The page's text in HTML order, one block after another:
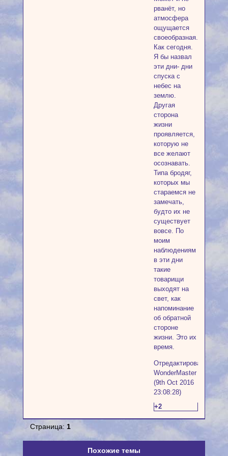
рванёт, но
атмосфера
ощущается
своеобразная.
Как сегодня.
Я бы назвал
эти дни- дни
спуска с
небес на
землю.
Другая
сторона
жизни
проявляется,
которую не
все желают
осознавать.
Типа бродяг,
которых мы
стараемся не
замечать,
будто их не
существует
вовсе. По
моим
наблюдениям
в эти дни
такие
товарищи
выходят на
свет, как
напоминание
об обратной
стороне
жизни. Это их
время.
Отредактировано
WonderMaster
(9th Oct 2016
23:08:28)
+2
Страница: 1
Похожие темы